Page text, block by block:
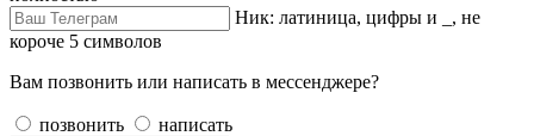
Ник: латиница, цифры и _, не
короче 5 символов
Вам позвонить или написать в мессенджере?
позвонить написать